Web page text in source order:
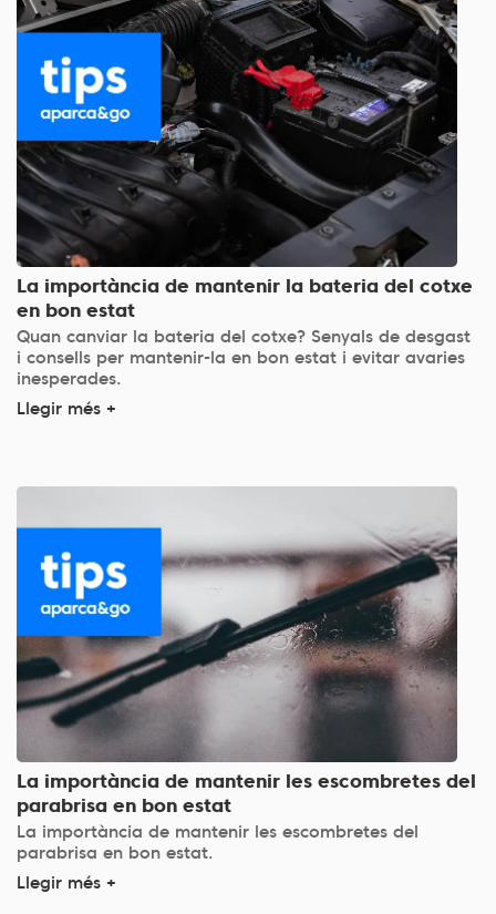
La importància de mantenir la bateria del cotxe
en bon estat
Quan canviar la bateria del cotxe? Senyals de desgast
i consells per mantenir-la en bon estat i evitar avaries
inesperades.
Llegir més +
La importància de mantenir les escombretes del
parabrisa en bon estat
La importància de mantenir les escombretes del
parabrisa en bon estat.
Llegir més +